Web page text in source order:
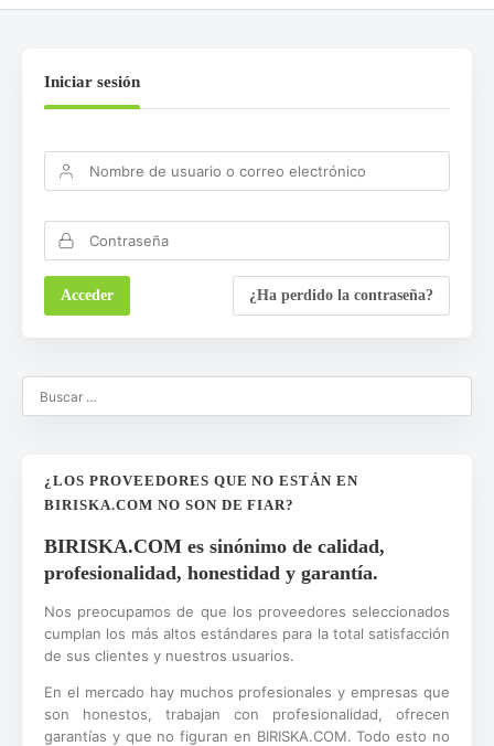
Iniciar sesión
¿Ha perdido la contraseña?
¿LOS PROVEEDORES QUE NO ESTÁN EN
BIRISKA.COM NO SON DE FIAR?
BIRISKA.COM es sinónimo de calidad,
profesionalidad, honestidad y garantía.
Nos preocupamos de que los proveedores seleccionados
cumplan los más altos estándares para la total satisfacción
de sus clientes y nuestros usuarios.
En el mercado hay muchos profesionales y empresas que
son honestos, trabajan con profesionalidad, ofrecen
garantías y que no figuran en BIRISKA.COM. Todo esto no